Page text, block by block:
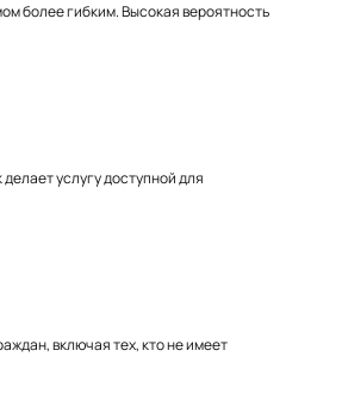
более гибким. Высокая вероятность
услугу доступной для
включая тех, кто не имеет